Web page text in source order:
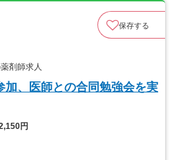
保存する
剤師求人
加、医師との合同勉強会を実
円